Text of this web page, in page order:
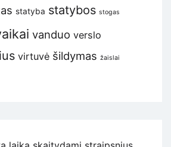
statyba statybos stogas
vanduo verslo
virtuvė šildymas žaislai